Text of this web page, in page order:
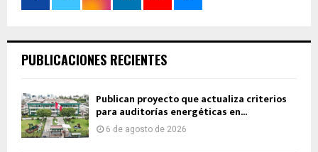
PUBLICACIONES RECIENTES
Publican proyecto que actualiza criterios
para auditorías energéticas en...
6 de agosto de 2026